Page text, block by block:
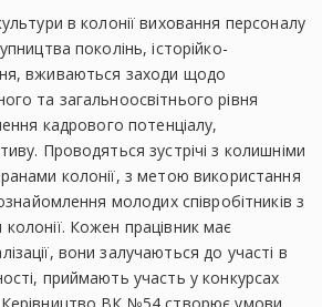
в колонії виховання персоналу
поколінь, історійко-
вживаються заходи щодо
та загальноосвітнього рівня
кадрового потенціалу,
Проводяться зустрічі з колишніми
колонії, з метою використання
молодих співробітників з
Кожен працівник має
вони залучаються до участі в
приймають участь у конкурсах